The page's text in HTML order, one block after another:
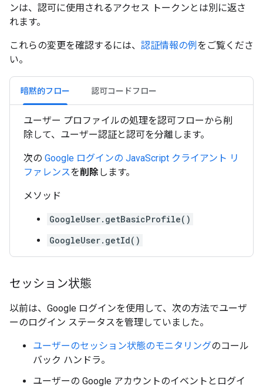
ンは、認可に使用されるアクセス トークンとは別に返さ
れます。
これらの変更を確認するには、 認証情報の例 をご覧くださ
い。
暗黙的フロー 認可コードフロー
ユーザー プロファイルの処理を認可フローから削
除して、ユーザー認証と認可を分離します。
次の Google ログインの JavaScript クライアント リ
ファレンスを削除します。
メソッド
GoogleUser.getBasicProfile()
GoogleUser.getId()
セッション状態
以前は、Google ログインを使用して、次の方法でユーザ
ーのログイン ステータスを管理していました。
ユーザーのセッション状態のモニタリングのコール
バック ハンドラ。
ユーザーの Google アカウントのイベントとログイ